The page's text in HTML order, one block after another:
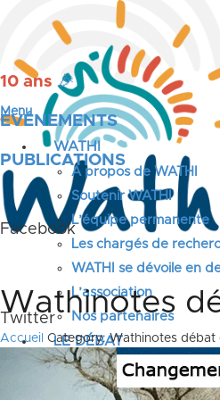
10 ans 🎉
ÉVÉNEMENTS
PUBLICATIONS
Facebook
Twitter
Menu
WATHI
A propos de WATHI
Soutenir WATHI
L’équipe permanente
Les chargés de
WATHI se dévoile en
L’association
Nos partenaires
LE DÉBAT
Débat –
Afrique de l’Ouest –
Wathinotes
Accueil Category: Wathinotes